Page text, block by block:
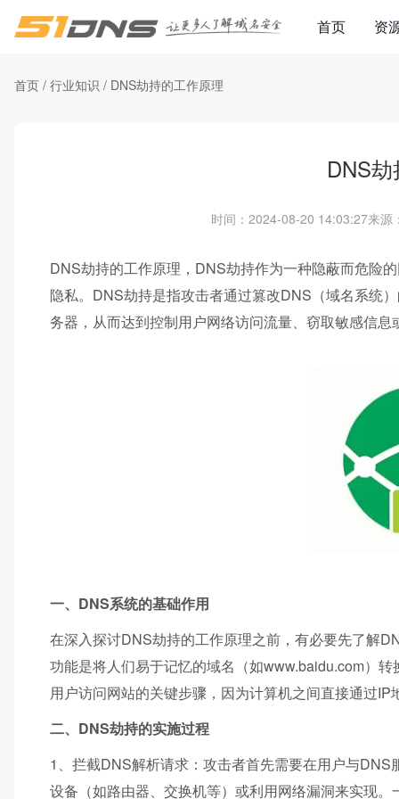
首页 资
首页 / 行业知识 / DNS劫持的工作原理
DNS
时间：2024-08-20 14:03:27来源
DNS劫持的工作原理，DNS劫持作为一种隐蔽而危险
隐私。DNS劫持是指攻击者通过篡改DNS（域名系统
务器，从而达到控制用户网络访问流量、窃取敏感信
一、DNS系统的基础作用
在深入探讨DNS劫持的工作原理之前，有必要先了解
功能是将人们易于记忆的域名（如www.baidu.com）
用户访问网站的关键步骤，因为计算机之间直接通过
二、DNS劫持的实施过程
1、拦截DNS解析请求：攻击者首先需要在用户与
设备（如路由器、交换机等）或利用网络漏洞来实现